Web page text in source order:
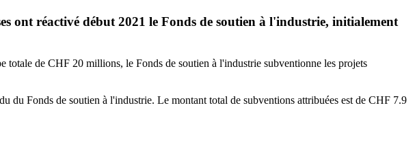
ont réactivé début 2021 le Fonds de soutien à l'industrie, initialement
de CHF 20 millions, le Fonds de soutien à l'industrie subventionne les projets
du Fonds de soutien à l'industrie. Le montant total de subventions attribuées est de CHF 7.9